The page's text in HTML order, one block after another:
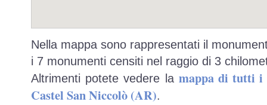
Nella mappa sono rappresentati il
i 7 monumenti censiti nel raggio di 3
Altrimenti potete vedere la mappa di tutti i
Castel San Niccolò (AR).